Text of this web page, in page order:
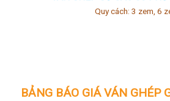
Quy cách: 3 zem, 6
BẢNG BÁO GIÁ VÁN GHÉP